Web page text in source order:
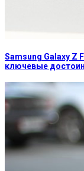
Samsung Galaxy Z
ключевые